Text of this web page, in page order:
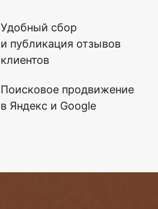
Удобный сбор
и публикация отзывов
клиентов
Поисковое продвижение
в Яндекс и Google